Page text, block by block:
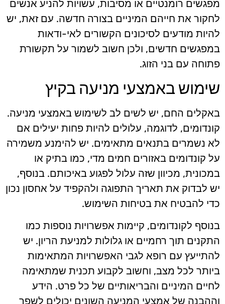
מפגשים רומנטיים או מסיבות, עשויות להניע אנשים
לחקור את חייהם המיניים בצורה חדשה. עם זאת, יש
להיות מודעים לסיכונים הקשורים לאי-ודאות
במפגשים חדשים, ולכן חשוב לשמור על תקשורת
פתוחה עם בני הזוג.
שימוש באמצעי מניעה בקיץ
באקלים החם, יש לשים לב לשימוש באמצעי מניעה.
קונדומים, לדוגמה, עלולים להיות פחות יעילים אם
לא נשמרים בתנאים מתאימים. יש להימנע משמירה
על קונדומים באזורים חמים מדי, כמו בתיק או
במכונית, מכיוון שזה עלול לפגוע באיכותם. בנוסף,
יש לבדוק את תאריך התפוגה ולהקפיד על אחסון נכון
כדי להבטיח את בטיחות השימוש.
בנוסף לקונדומים, קיימות אפשרויות נוספות כמו
התקנים תוך רחמיים או גלולות למניעת הריון. יש
להתייעץ עם רופא לגבי האפשרויות המתאימות
ביותר לכל מצב, וחשוב לקבוע תכנית שמתאימה
לחיים המיניים והבריאותיים של כל פרט. הידע
וההבנה של אמצעי המניעה השונים יכולים לשפר